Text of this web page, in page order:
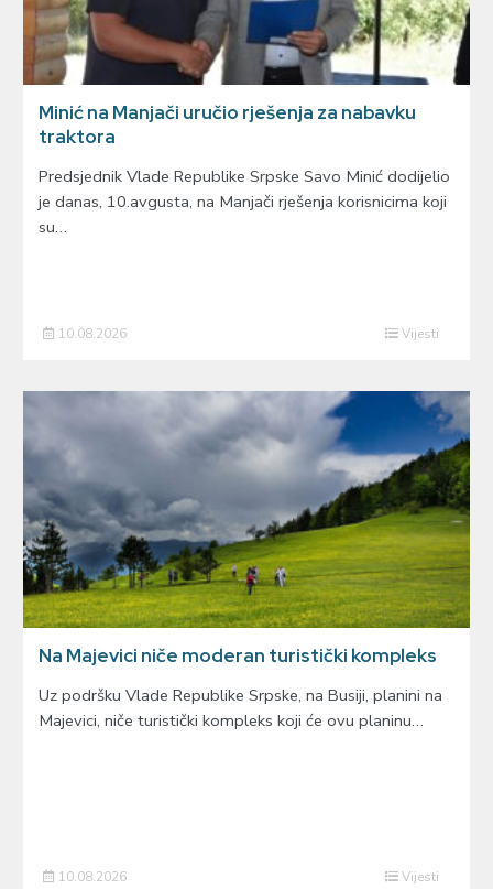
Minić na Manjači uručio rješenja za nabavku
traktora
Predsjednik Vlade Republike Srpske Savo Minić dodijelio
je danas, 10.avgusta, na Manjači rješenja korisnicima koji
su…
10.08.2026 Vijesti
Na Majevici niče moderan turistički kompleks
Uz podršku Vlade Republike Srpske, na Busiji, planini na
Majevici, niče turistički kompleks koji će ovu planinu…
10.08.2026 Vijesti